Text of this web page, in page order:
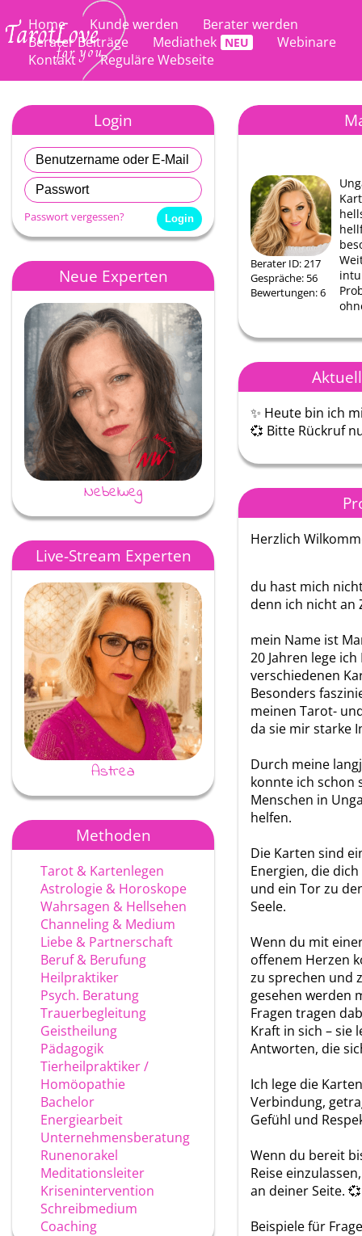
Home Kunde werden
Berater werden
Berater Beiträge
Mediathek
Webinare
Kontakt
Reguläre Webseite
Login
Passwort vergessen?
Neue Experten
Nebelweg Jessy
Live-Stream Experten
Astrea Ayke
Methoden
Tarot & Kartenlegen
Astrologie & Horoskope
Wahrsagen & Hellsehen
Channeling & Medium
Liebe & Partnerschaft
Beruf & Berufung
Heilpraktiker
Psych. Beratung
Trauerbegleitung
Geistheilung
Pädagogik
Tierheilpraktiker /
Homöopathie
Bachelor
Energiearbeit
Unternehmensberatung
Runenorakel
Meditationsleiter
Krisenintervention
Schreibmedium
Coaching
Berater ID: 217
Gespräche: 56
Bewertungen: 6
✨ Heute bin ich
💞 Bitte Rückruf
Herzlich
du hast mich
denn ich nicht an
mein Name ist
20 Jahren lege
verschiedenen
Besonders
meinen Tarot-
da sie mir starke
Durch meine
konnte ich schon
Menschen in
helfen.
Die Karten sind
Energien, die
und ein Tor zu
Seele.
Wenn du mit
offenem Herzen
zu sprechen und
gesehen werden
Fragen tragen
Kraft in sich – sie
Antworten, die
Ich lege die
Verbindung,
Gefühl und
Wenn du bereit
Reise
an deiner Seite. 💞
Beispiele für